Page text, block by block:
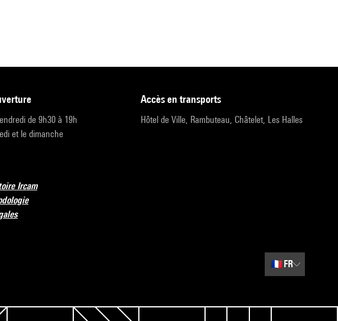
de 9h30 à 19h
et le dimanche
accès en transports
Hôtel de Ville, Rambuteau, Châtelet, Les Halles
Ircam
🇫🇷 FR